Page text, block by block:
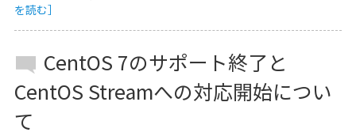
を読む］
CentOS 7のサポート終了と
CentOS Streamへの対応開始につい
て